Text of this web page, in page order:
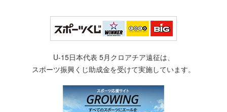
U-15日本代表 5月クロアチア遠征は、
スポーツ振興くじ助成金を受けて実施しています。